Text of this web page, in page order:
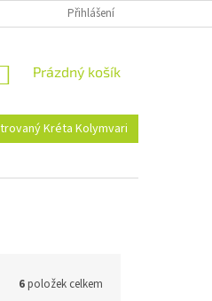
Přihlášení
NÁKUPNÍ
Prázdný košík
Kréta Kolymvari
6položek celkem